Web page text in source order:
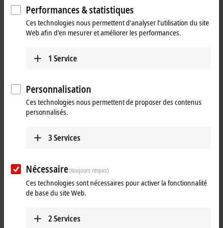
Link box
The product finder only works on devices with a larger display.
Tabular product overview
content.
Tabular product overview
Performances & statistiques
Ces technologies nous permettent d’analyser l’utilisation du site
Web afin d’en mesurer et améliorer les performances.
1 Service
Personnalisation
Ces technologies nous permettent de proposer des contenus
personnalisés.
3Services
Nécessaire(toujours requis)
Ces technologies sont nécessaires pour activer la fonctionnalité
de base du site Web.
2Services